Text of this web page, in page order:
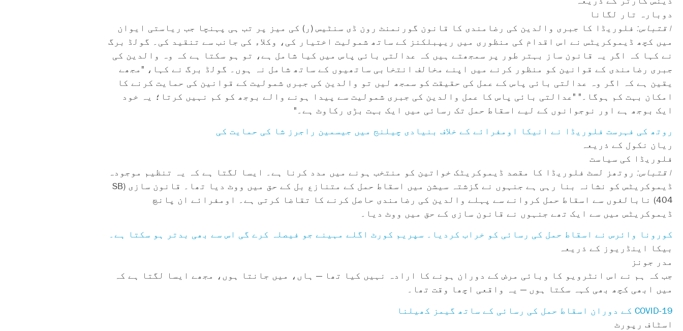
دوبارہ تار لگانا
اقتباس: فلوریڈا کا جبری والدین کی رضامندی کا قانون گورنمنٹ رون ڈی سنٹیس (ر) کی میز پر تب ہی پہنچا جب ریاستی ایوان
میں کچھ ڈیموکریٹس نے اس اقدام کی منظوری میں ریپبلکنز کے ساتھ شمولیت اختیار کی، وکلاء کی جانب سے تنقید کی۔ گولڈ برگ
نے کہا کہ اگر یہ قانون ساز بہتر طور پر سمجھتے ہیں کہ عدالتی بائی پاس میں کیا شامل ہے، تو ہو سکتا ہے کہ وہ والدین کی
جبری رضامندی کے قوانین کو منظور کرنے میں اپنے مخالف انتخابی ساتھیوں کے ساتھ شامل نہ ہوں۔ گولڈ برگ نے کہا، "مجھے
یقین ہے کہ اگر وہ عدالتی بائی پاس کے عمل کی حقیقت کو سمجھ لیں تو والدین کی جبری شمولیت کے قوانین کی حمایت کرنے کا
امکان بہت کم ہوگا۔" "عدالتی بائی پاس کا عمل والدین کی جبری شمولیت سے پیدا ہونے والے بوجھ کو کم نہیں کرتا؛ یہ خود
ایک بوجھ ہے اور نوجوانوں کے لیے اسقاط حمل تک رسائی میں ایک بہت بڑی رکاوٹ ہے۔"
روتھ کی فہرست فلوریڈا نے انیکا اومفرائے کے خلاف بنیادی چیلنج میں جیسمین راجرز شا کی حمایت کی
ریان نکول کے ذریعہ
فلوریڈا کی سیاست
اقتباس: روتھز لسٹ فلوریڈا کا مقصد ڈیموکریٹک خواتین کو منتخب ہونے میں مدد کرنا ہے۔ ایسا لگتا ہے کہ یہ تنظیم موجودہ
ڈیموکریٹس کو نشانہ بنا رہی ہے جنہوں نے گزشتہ سیشن میں اسقاط حمل کے متنازع بل کے حق میں ووٹ دیا تھا۔ قانون سازی (SB
404) نابالغوں سے اسقاط حمل کروانے سے پہلے والدین کی رضامندی حاصل کرنے کا تقاضا کرتی ہے۔ اومفرائے ان پانچ
ڈیموکریٹس میں سے ایک تھے جنہوں نے قانون سازی کے حق میں ووٹ دیا۔
کورونا وائرس نے اسقاط حمل کی رسائی کو خراب کردیا۔ سپریم کورٹ اگلے مہینے جو فیصلہ کرے گی اس سے بھی بدتر ہو سکتا ہے۔
بیکا اینڈریوز کے ذریعہ
مدر جونز
جب کہ ہم نے اس انٹرویو کا وبائی مرض کے دوران ہونے کا ارادہ نہیں کیا تھا — ہاں، میں جانتا ہوں، مجھے ایسا لگتا ہے کہ
میں ابھی کچھ بھی کہہ سکتا ہوں — یہ واقعی اچھا وقت تھا۔
COVID-19 کے دوران اسقاط حمل کی رسائی کے ساتھ گیمز کھیلنا
اسٹاف رپورٹ